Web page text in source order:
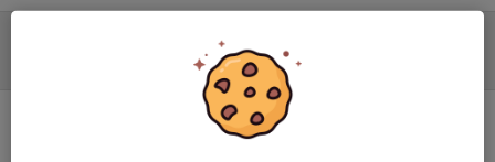
Ingen uppställning ifylld